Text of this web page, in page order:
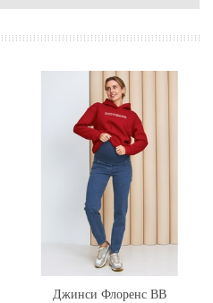
Джинси Флоренс BB